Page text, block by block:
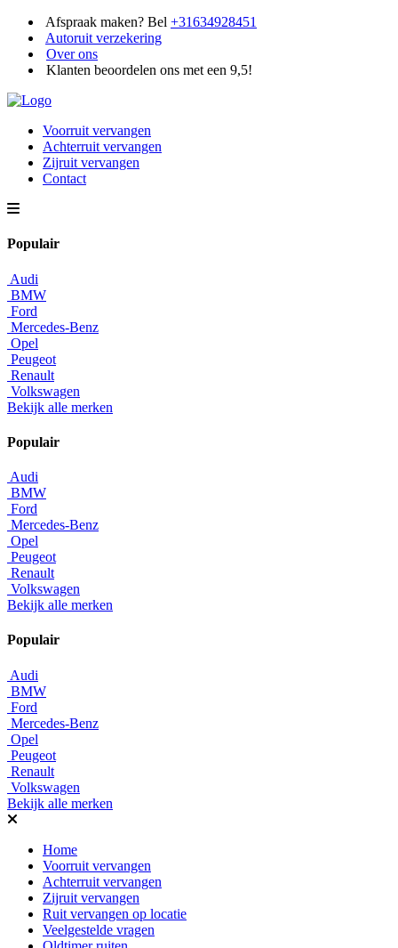
Afspraak maken? Bel +31634928451
Autoruit verzekering
Over ons
Klanten beoordelen ons met een 9,5!
Voorruit vervangen
Achterruit vervangen
Zijruit vervangen
Contact
Populair
Audi
BMW
Ford
Mercedes-Benz
Opel
Peugeot
Renault
Volkswagen
Bekijk alle merken
Populair
Audi
BMW
Ford
Mercedes-Benz
Opel
Peugeot
Renault
Volkswagen
Bekijk alle merken
Populair
Audi
BMW
Ford
Mercedes-Benz
Opel
Peugeot
Renault
Volkswagen
Bekijk alle merken
Home
Voorruit vervangen
Achterruit vervangen
Zijruit vervangen
Ruit vervangen op locatie
Veelgestelde vragen